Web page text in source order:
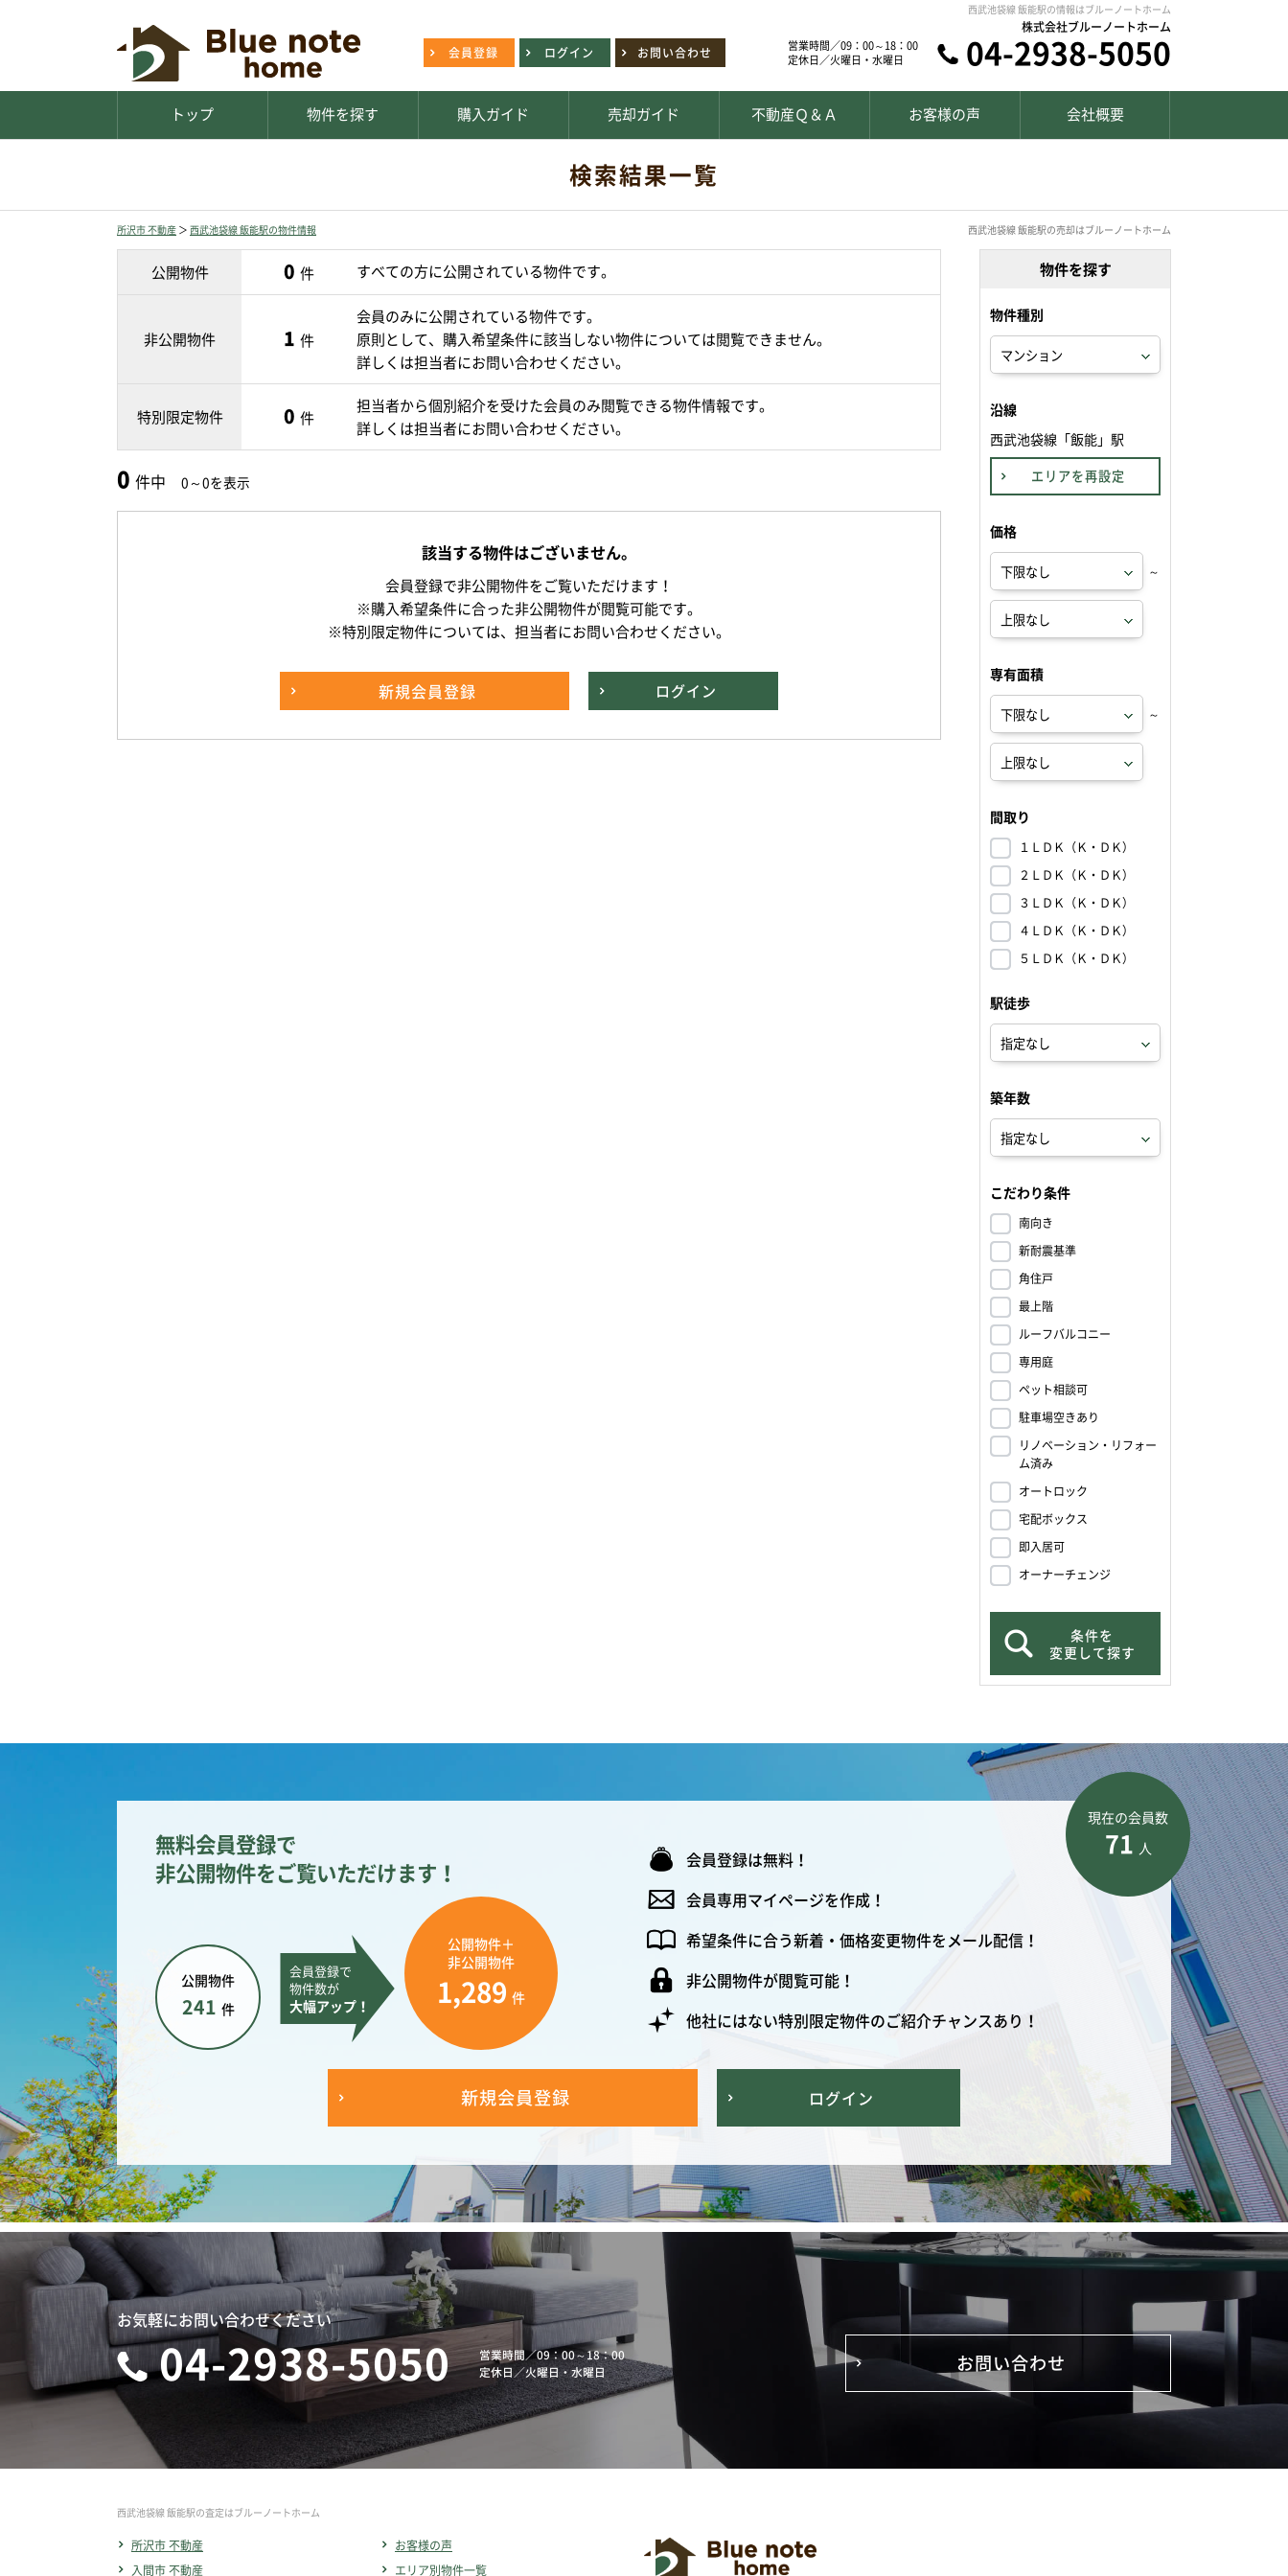
西武池袋線 飯能駅の情報はブルーノートホーム
会員登録 ログイン お問い合わせ
営業時間／09：00～18：00
定休日／火曜日・水曜日
株式会社ブルーノートホーム
04-2938-5050
トップ 物件を探す 購入ガイド 売却ガイド 不動産Ｑ＆Ａ お客様の声 会社概要
検索結果一覧
所沢市 不動産 ＞ 西武池袋線 飯能駅の物件情報 西武池袋線 飯能駅の売却はブルーノートホーム
公開物件 0 件 すべての方に公開されている物件です。
非公開物件 1 件
会員のみに公開されている物件です。
原則として、購入希望条件に該当しない物件については閲覧できません。
詳しくは担当者にお問い合わせください。
特別限定物件 0 件
担当者から個別紹介を受けた会員のみ閲覧できる物件情報です。
詳しくは担当者にお問い合わせください。
0 件中 0～0を表示
該当する物件はございません。
会員登録で非公開物件をご覧いただけます！
※購入希望条件に合った非公開物件が閲覧可能です。
※特別限定物件については、担当者にお問い合わせください。
新規会員登録 ログイン
物件を探す
物件種別
沿線
西武池袋線「飯能」駅
エリアを再設定
価格
～
専有面積
～
間取り
１ＬＤＫ（Ｋ・ＤＫ）
２ＬＤＫ（Ｋ・ＤＫ）
３ＬＤＫ（Ｋ・ＤＫ）
４ＬＤＫ（Ｋ・ＤＫ）
５ＬＤＫ（Ｋ・ＤＫ）
駅徒歩
築年数
こだわり条件
南向き
新耐震基準
角住戸
最上階
ルーフバルコニー
専用庭
ペット相談可
駐車場空きあり
リノベーション・リフォー
ム済み
オートロック
宅配ボックス
即入居可
オーナーチェンジ
条件を
変更して探す
無料会員登録で
非公開物件をご覧いただけます！
会員登録で
物件数が
大幅アップ！
公開物件
241 件
公開物件＋
非公開物件
1,289 件
現在の会員数
71 人
会員登録は無料！
会員専用マイページを作成！
希望条件に合う新着・価格変更物件をメール配信！
非公開物件が閲覧可能！
他社にはない特別限定物件のご紹介チャンスあり！
新規会員登録 ログイン
お気軽にお問い合わせください
04-2938-5050 営業時間／09：00～18：00
定休日／火曜日・水曜日 お問い合わせ
西武池袋線 飯能駅の査定はブルーノートホーム
所沢市 不動産
入間市 不動産
お客様の声
エリア別物件一覧